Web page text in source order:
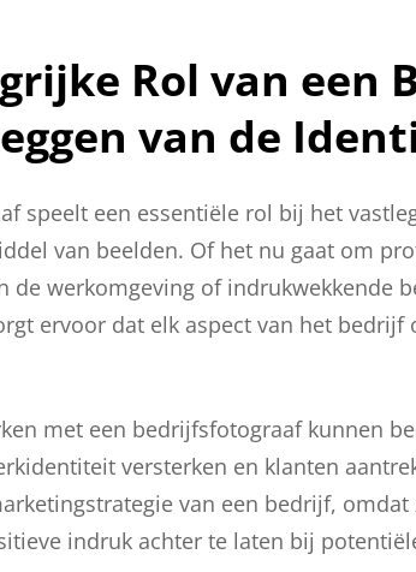
Rol van
van de
speelt een essentiële rol bij het
van beelden. Of het nu gaat om
de werkomgeving of indrukwekkende
ervoor dat elk aspect van het bedrijf
met een bedrijfsfotograaf kunnen
versterken en klanten
van een bedrijf,
indruk achter te laten bij